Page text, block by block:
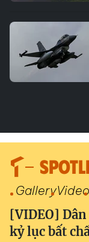
GalleryVideo
[VIDEO]
kỷ lục bất